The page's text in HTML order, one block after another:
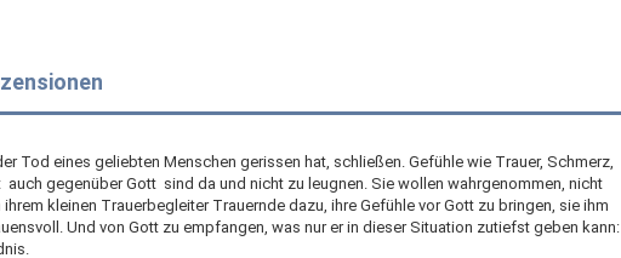
Tod eines geliebten Menschen gerissen hat, schließen. Gefühle wie Trauer, Schmerz,
auch gegenüber Gott  sind da und nicht zu leugnen. Sie wollen wahrgenommen, nicht
kleinen Trauerbegleiter Trauernde dazu, ihre Gefühle vor Gott zu bringen, sie ihm
Und von Gott zu empfangen, was nur er in dieser Situation zutiefst geben kann: